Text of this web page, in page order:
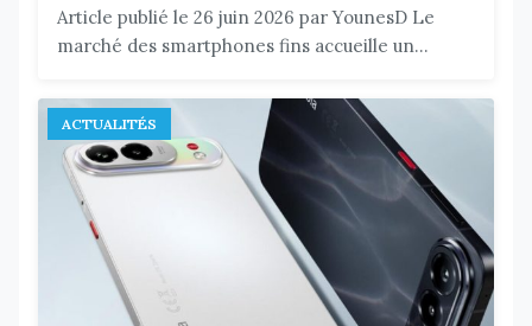
Article publié le 26 juin 2026 par YounesD Le
marché des smartphones fins accueille un...
ACTUALITÉS